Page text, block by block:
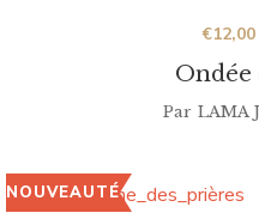
Ondée
€12,00
Par LAMA
NOUVEAUTÉ